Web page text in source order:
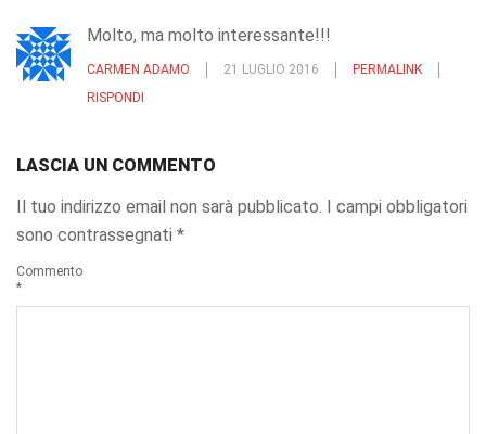
Molto, ma molto interessante!!!
CARMEN ADAMO 21 LUGLIO 2016
PERMALINK
RISPONDI
LASCIA UN COMMENTO
Il tuo indirizzo email non sarà pubblicato.
I campi obbligatori
sono contrassegnati *
Commento
*